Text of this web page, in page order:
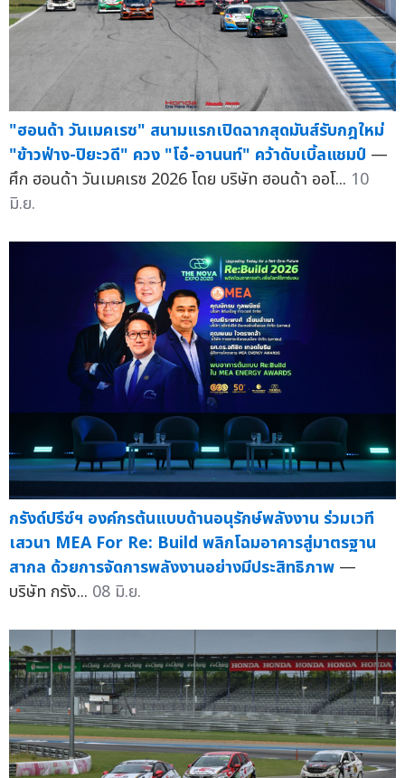
"ฮอนด้า วันเมคเรซ" สนามแรกเปิดฉากสุดมันส์รับกฎใหม่
"ข้าวฟ่าง-ปิยะวดี" ควง "โอ๋-อานนท์" คว้าดับเบิ้ลแชมป์ —
ศึก ฮอนด้า วันเมคเรซ 2026 โดย บริษัท ฮอนด้า ออโ... 10
มิ.ย.
กรังด์ปรีซ์ฯ องค์กรต้นแบบด้านอนุรักษ์พลังงาน ร่วมเวที
เสวนา MEA For Re: Build พลิกโฉมอาคารสู่มาตรฐาน
สากล ด้วยการจัดการพลังงานอย่างมีประสิทธิภาพ —
บริษัท กรัง... 08 มิ.ย.